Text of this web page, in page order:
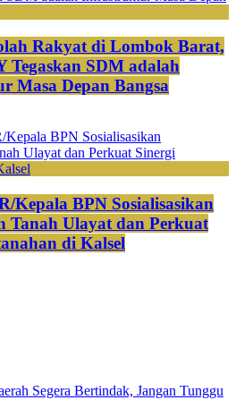
Rakyat di Lombok Barat,
Tegaskan SDM adalah
Masa Depan Bangsa
Kepala BPN Sosialisasikan
Tanah Ulayat dan Perkuat
di Kalsel